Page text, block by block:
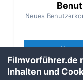
Neues
Neues
Filmvorführer.de
Inhalten und